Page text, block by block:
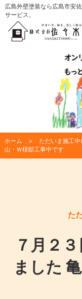
広島外壁塗装なら広島市安
サービス。
ホーム ただいま施工中
山・Ｗ様邸工事中です
た
７月２
ました